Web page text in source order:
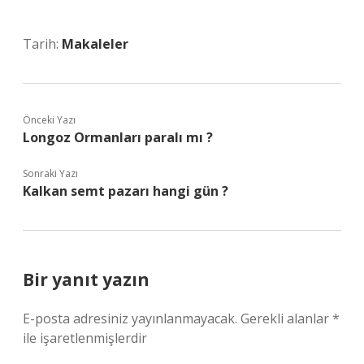
Tarih: Makaleler
Önceki Yazı
Longoz Ormanları paralı mı ?
Sonraki Yazı
Kalkan semt pazarı hangi gün ?
Bir yanıt yazın
E-posta adresiniz yayınlanmayacak. Gerekli alanlar*
ile işaretlenmişlerdir